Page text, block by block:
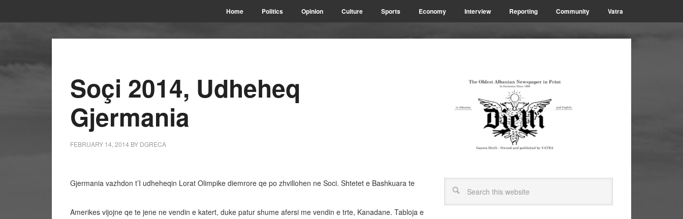
Home Politics Opinion Culture Sports Economy Interview Reporting Community Vatra
Soçi 2014, Udheheq
Gjermania
FEBRUARY 14, 2014 BY DGRECA
Gjermania vazhdon t’I udheheqin Lorat Olimpike diemrore qe po zhvillohen ne Soci. Shtetet e Bashkuara te
Amerikes vijojne qe te jene ne vendin e katert, duke patur shume afersi me vendin e trte, Kanadane. Tabloja e